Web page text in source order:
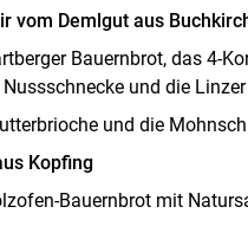
vom Demlgut aus
Bauernbrot, das 4-
und die
und die
Kopfing
Bauernbrot mit